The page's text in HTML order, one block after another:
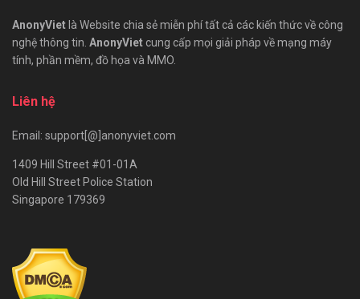
AnonyViet là Website chia sẻ miễn phí tất cả các kiến thức về công
nghệ thông tin. AnonyViet cung cấp mọi giải pháp về mạng máy
tính, phần mềm, đồ họa và MMO.
Liên hệ
Email: support[@]anonyviet.com
1409 Hill Street #01-01A
Old Hill Street Police Station
Singapore 179369